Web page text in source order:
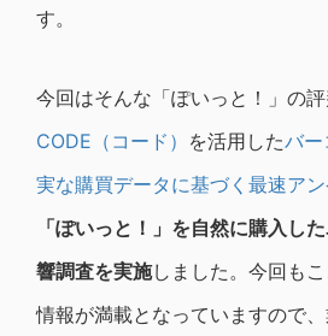
す。
今回はそんな「ぽいっと！」の評
CODE（コード） を活用したバー
実な購買データに基づく最速アン
「ぽいっと！」を自然に購入し
響調査を実施しました。今回も
情報が満載となっていますので